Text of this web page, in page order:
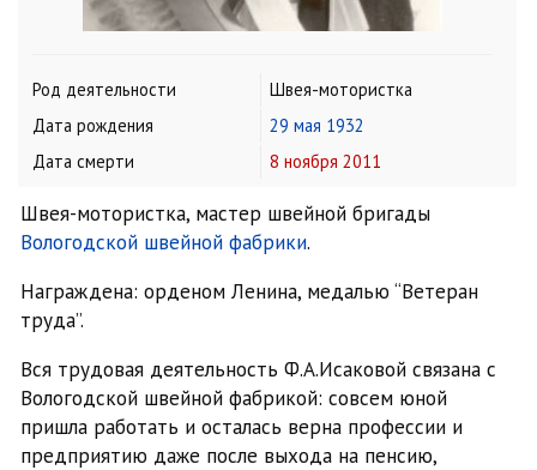
Род деятельности
Швея-мотористка
Дата рождения
29 мая 1932
Дата смерти
8 ноября 2011
Швея-мотористка, мастер швейной бригады
Вологодской швейной фабрики.
Награждена: орденом Ленина, медалью “Ветеран
труда”.
Вся трудовая деятельность Ф.А.Исаковой связана с
Вологодской швейной фабрикой: совсем юной
пришла работать и осталась верна профессии и
предприятию даже после выхода на пенсию,